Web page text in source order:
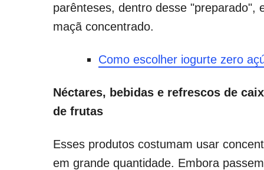
parênteses, dentro desse "preparado",
maçã concentrado.
Como escolher iogurte zero
Néctares, bebidas e refrescos de
de frutas
Esses produtos costumam usar
em grande quantidade. Embora